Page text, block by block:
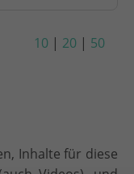
10 | 20 | 50
Inhalte für diese